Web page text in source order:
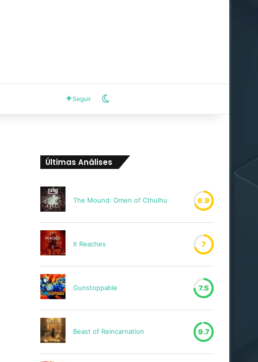
Seguir
Últimas Análises
The Mound: Omen of Cthulhu 6.9
It Reaches 7
Gunstoppable 7.5
Beast of Reincarnation 9.7